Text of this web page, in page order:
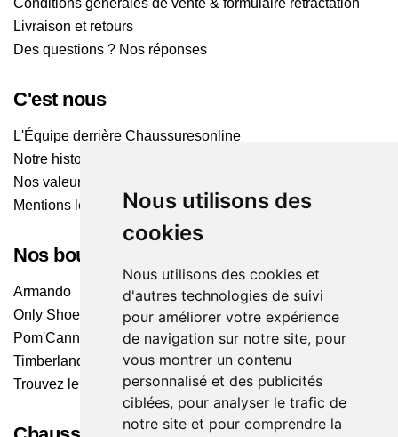
Nous utilisons des
cookies
Nous utilisons des cookies et
d'autres technologies de suivi
pour améliorer votre expérience
de navigation sur notre site, pour
vous montrer un contenu
personnalisé et des publicités
ciblées, pour analyser le trafic de
notre site et pour comprendre la
Conditions générales de vente & formulaire rétractation
Livraison et retours
Des questions ? Nos réponses
C'est nous
L'Équipe derrière Chaussuresonline
Notre histoire
Nos valeurs
Mentions légales
Nos boutiques
Armando
Only Shoes
Pom'Cannelle
Timberland
Trouvez le magasin le plus proche